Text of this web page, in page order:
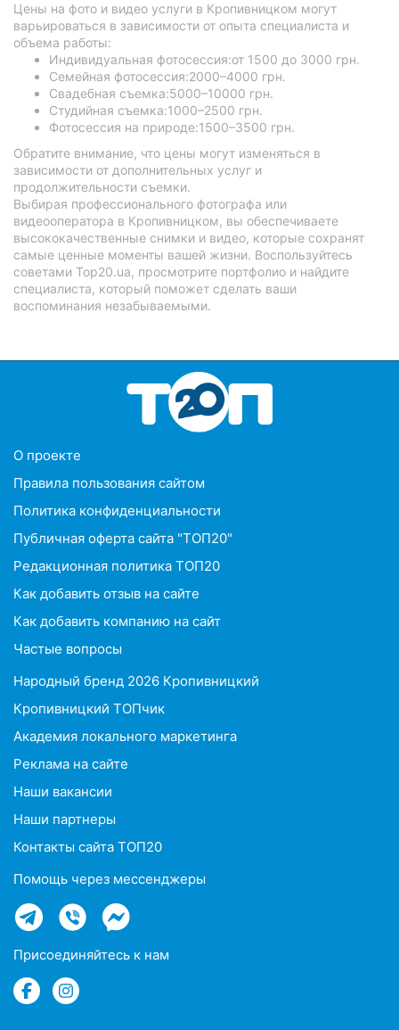
Цены на фото и видео услуги в Кропивницком могут
варьироваться в зависимости от опыта специалиста и
объема работы:
Индивидуальная фотосессия:от 1500 до 3000 грн.
Семейная фотосессия:2000–4000 грн.
Свадебная съемка:5000–10000 грн.
Студийная съемка:1000–2500 грн.
Фотосессия на природе:1500–3500 грн.
Обратите внимание, что цены могут изменяться в
зависимости от дополнительных услуг и
продолжительности съемки.
Выбирая профессионального фотографа или
видеооператора в Кропивницком, вы обеспечиваете
высококачественные снимки и видео, которые сохранят
самые ценные моменты вашей жизни. Воспользуйтесь
советами Top20.ua, просмотрите портфолио и найдите
специалиста, который поможет сделать ваши
воспоминания незабываемыми.
O проекте
Правила пользования сайтом
Политика конфиденциальности
Публичная оферта сайта "ТОП20"
Редакционная политика ТОП20
Как добавить отзыв на сайте
Как добавить компанию на сайт
Частые вопросы
Народный бренд 2026 Кропивницкий
Кропивницкий ТОПчик
Академия локального маркетинга
Реклама на сайте
Наши вакансии
Наши партнеры
Контакты сайта ТОП20
Помощь через мессенджеры
Присоединяйтесь к нам